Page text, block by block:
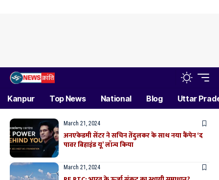
Kanpur Top News National Blog Uttar
March 21, 2024
अनएकेडमी सेंटर ने सचिन तेंदुलकर के साथ नया कैंपेन ‘द
पावर बिहाइंड यू’ लॉन्च किया
March 21, 2024